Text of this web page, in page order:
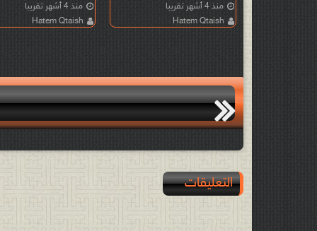
منذ 4 أشهر تقريبا
Hatem Qtaish
منذ 4 أشهر تقريبا
Hatem Qtaish
التعليقات